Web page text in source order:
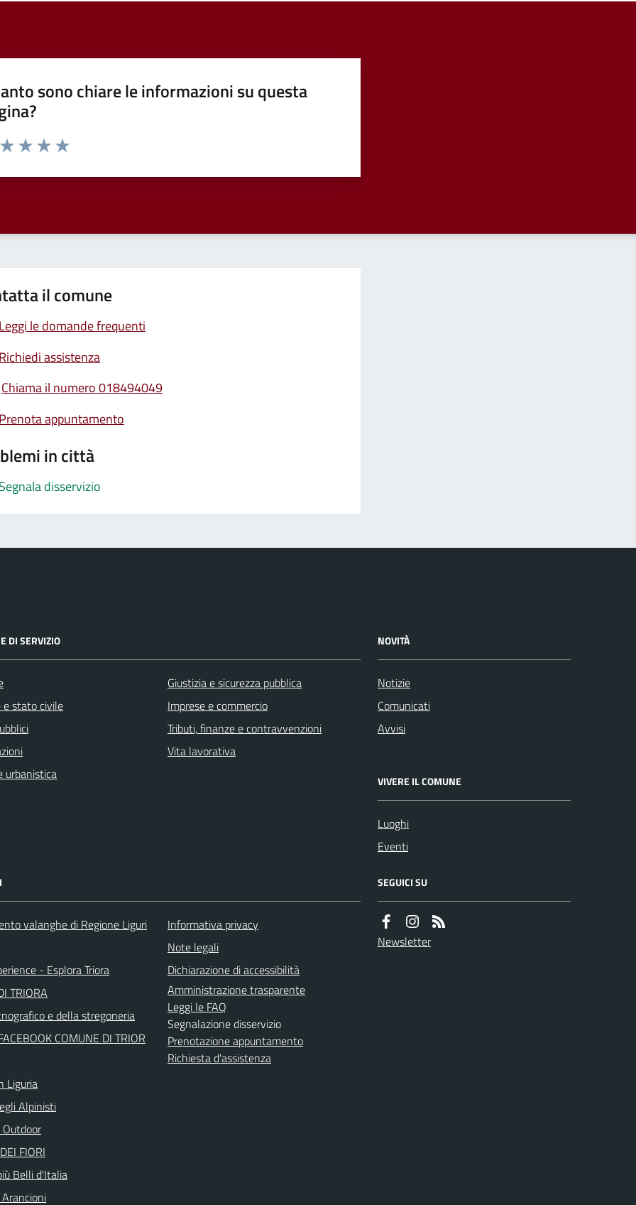
sono chiare le informazioni su questa
da 1 a 5 stelle la pagina
il comune
Leggi le domande frequenti
Richiedi assistenza
Chiama il numero 018494049
Prenota appuntamento
in città
Segnala disservizio
DI SERVIZIO
e stato civile
urbanistica
Giustizia e sicurezza pubblica
Imprese e commercio
Tributi, finanze e contravvenzioni
Vita lavorativa
NOVITÀ
Notizie
Comunicati
Avvisi
VIVERE IL COMUNE
Luoghi
Eventi
valanghe di Regione Liguri
- Esplora Triora
TRIORA
e della stregoneria
COMUNE DI TRIOR
Liguria
Alpinisti
FIORI
Belli d'Italia
Informativa privacy
Note legali
Dichiarazione di accessibilità
Amministrazione trasparente
Leggi le FAQ
Segnalazione disservizio
Prenotazione appuntamento
Richiesta d'assistenza
SEGUICI SU
Newsletter